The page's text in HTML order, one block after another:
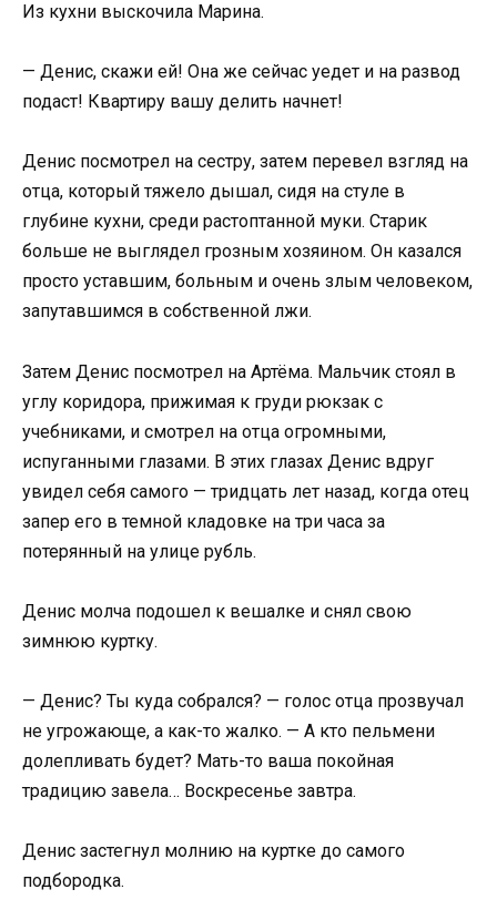
Из кухни выскочила Марина.
— Денис, скажи ей! Она же сейчас уедет и на развод
подаст! Квартиру вашу делить начнет!
Денис посмотрел на сестру, затем перевел взгляд на
отца, который тяжело дышал, сидя на стуле в
глубине кухни, среди растоптанной муки. Старик
больше не выглядел грозным хозяином. Он казался
просто уставшим, больным и очень злым человеком,
запутавшимся в собственной лжи.
Затем Денис посмотрел на Артёма. Мальчик стоял в
углу коридора, прижимая к груди рюкзак с
учебниками, и смотрел на отца огромными,
испуганными глазами. В этих глазах Денис вдруг
увидел себя самого — тридцать лет назад, когда отец
запер его в темной кладовке на три часа за
потерянный на улице рубль.
Денис молча подошел к вешалке и снял свою
зимнюю куртку.
— Денис? Ты куда собрался? — голос отца прозвучал
не угрожающе, а как-то жалко. — А кто пельмени
долепливать будет? Мать-то ваша покойная
традицию завела… Воскресенье завтра.
Денис застегнул молнию на куртке до самого
подбородка.